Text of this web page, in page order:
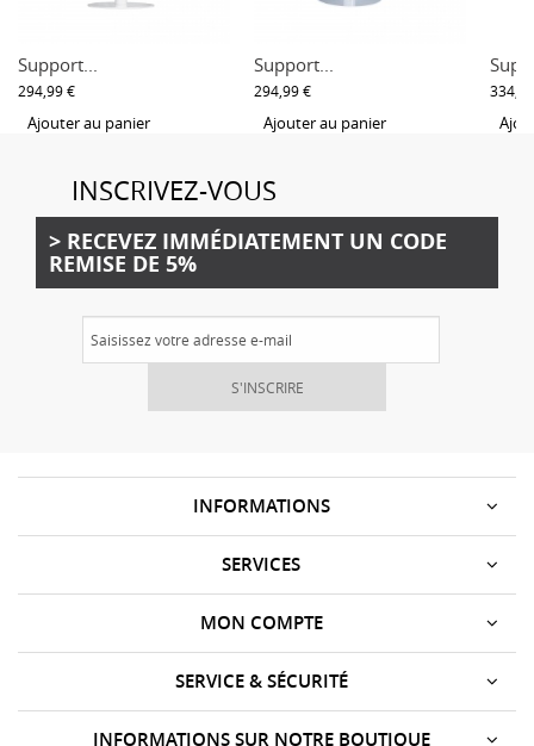
Support...
294,99 €
Ajouter au panier
Support...
294,99 €
Ajouter au panier
INSCRIVEZ-VOUS
> RECEVEZ IMMÉDIATEMENT UN CODE
REMISE DE 5%
S'INSCRIRE
INFORMATIONS
SERVICES
SERVICE & SÉCURITÉ
MON COMPTE
INFORMATIONS SUR NOTRE BOUTIQUE